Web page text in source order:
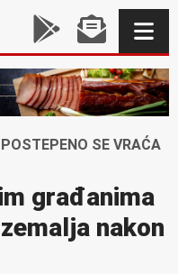
SE VRAĆA
građanima
nakon